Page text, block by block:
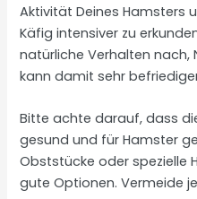
Aktivität Deines Hamsters
Käfig intensiver zu
natürliche Verhalten nach,
kann damit sehr
Bitte achte darauf, dass
gesund und für Hamster
Obststücke oder spezielle
gute Optionen. Vermeide